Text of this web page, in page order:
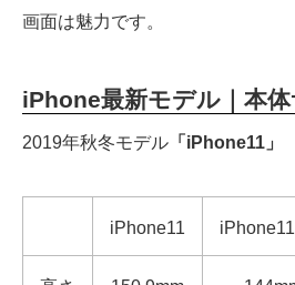
画面は魅力です。
iPhone最新モデル｜本
2019年秋冬モデル 「iPhone11」
iPhone11